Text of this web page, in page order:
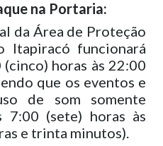
na Portaria:
da Área de Proteção
Itapiracó funcionará
horas às 22:00
que os eventos e
de som somente
7:00 (sete) horas às
e trinta minutos).